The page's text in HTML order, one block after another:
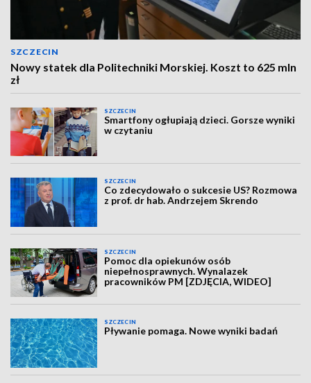
SZCZECIN
Nowy statek dla Politechniki Morskiej. Koszt to 625 mln
zł
SZCZECIN
Smartfony ogłupiają dzieci. Gorsze wyniki
w czytaniu
SZCZECIN
Co zdecydowało o sukcesie US? Rozmowa
z prof. dr hab. Andrzejem Skrendo
SZCZECIN
Pomoc dla opiekunów osób
niepełnosprawnych. Wynalazek
pracowników PM [ZDJĘCIA, WIDEO]
SZCZECIN
Pływanie pomaga. Nowe wyniki badań